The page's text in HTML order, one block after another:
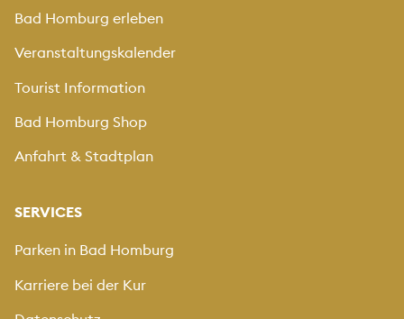
Bad Homburg erleben
Veranstaltungskalender
Tourist Information
Bad Homburg Shop
Anfahrt & Stadtplan
SERVICES
Parken in Bad Homburg
Karriere bei der Kur